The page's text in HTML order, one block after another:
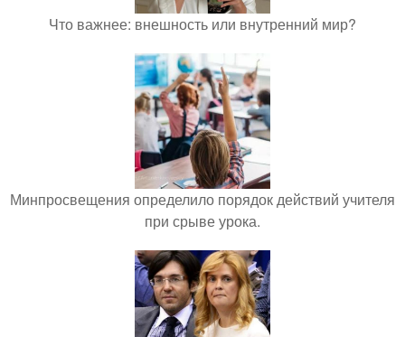
Что важнее: внешность или внутренний мир?
Минпросвещения определило порядок действий учителя
при срыве урока.